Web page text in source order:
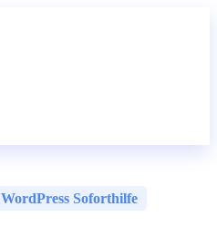
WordPress Soforthilfe